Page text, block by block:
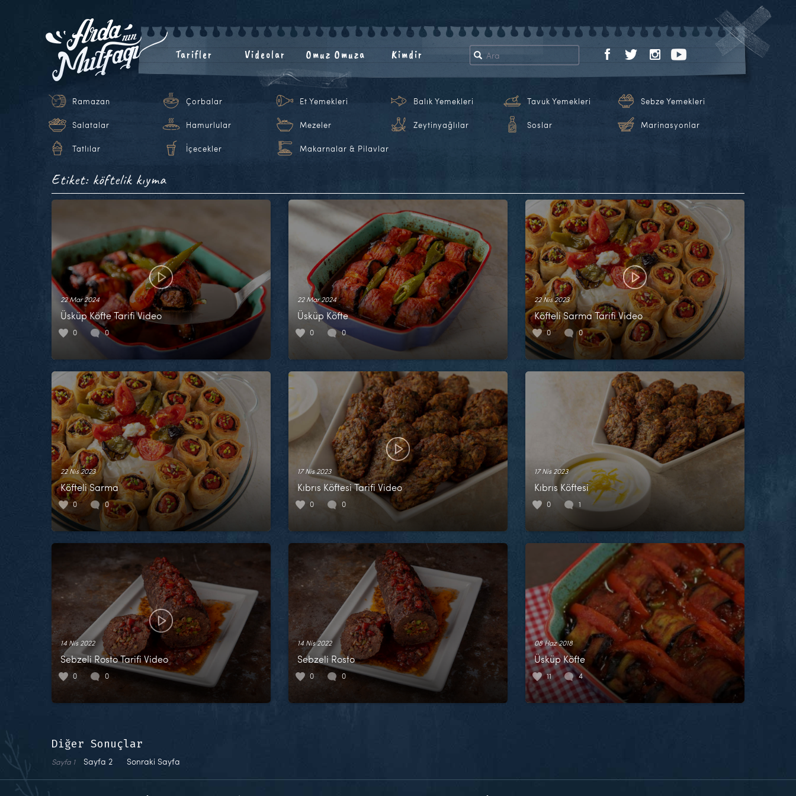
Tarifler Videolar Omuz Omuza Kimdir
Ramazan Çorbalar Et Yemekleri Balık Yemekleri Tavuk Yemekleri Sebze Yemekleri
Salatalar Hamurlular Mezeler Zeytinyağlılar Soslar Marinasyonlar
Tatlılar İçecekler Makarnalar & Pilavlar
Etiket: köftelik kıyma
22 Mar 2024
Üsküp Köfte Tarifi Video
0 0
22 Mar 2024
Üsküp Köfte
0 0
22 Nis 2023
Köfteli Sarma Tarifi Video
0 0
22 Nis 2023
Köfteli Sarma
0 0
17 Nis 2023
Kıbrıs Köftesi Tarifi Video
0 0
17 Nis 2023
Kıbrıs Köftesi
0 1
14 Nis 2022
Sebzeli Rosto Tarifi Video
0 0
14 Nis 2022
Sebzeli Rosto
0 0
08 Haz 2018
Üsküp Köfte
11 4
Diğer Sonuçlar
Sayfa 1 Sayfa 2 Sonraki Sayfa